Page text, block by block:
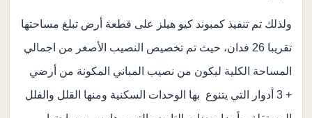
ولذلك تم تنفيذ كمبوند كيو هيلز على قطعة أرض تبلغ مساحتها
تقريبا 26 فدان، حيث تم تخصيص النصيب الأصغر من اجمالي
المساحة الكلية ليكون من نصيب المباني المكونة من أرضي
+ 3 أدوار التي يتنوع بها الوحدات السكنية ومنها القلل والفلل